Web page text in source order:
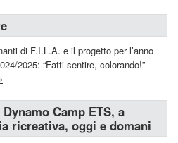
di F.I.L.A. e il progetto per l’anno
2025: “Fatti sentire, colorando!”
Camp ETS, a
ricreativa, oggi e domani